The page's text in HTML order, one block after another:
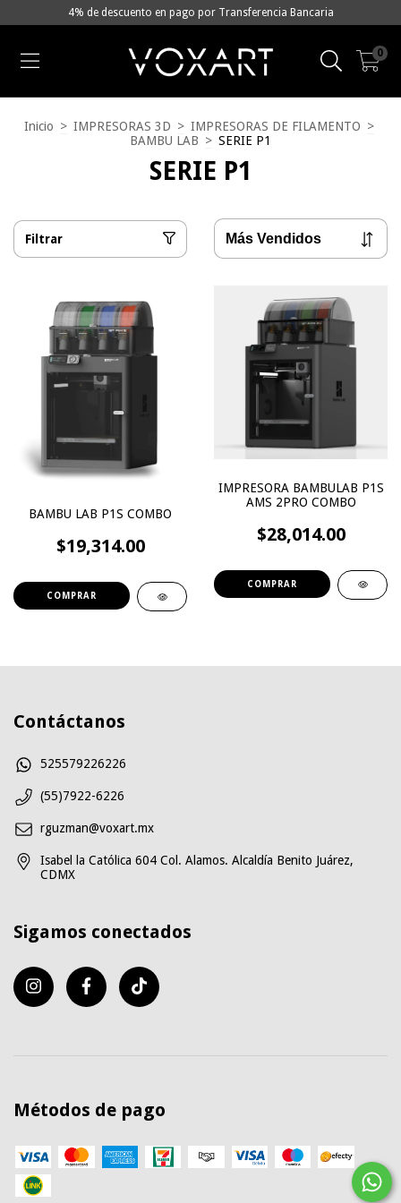
4% de descuento en pago por Transferencia Bancaria
0
Inicio > IMPRESORAS 3D > IMPRESORAS DE FILAMENTO >
BAMBU LAB > SERIE P1
SERIE P1
Filtrar
BAMBU LAB P1S COMBO
$19,314.00
IMPRESORA BAMBULAB P1S
AMS 2PRO COMBO
$28,014.00
Contáctanos
525579226226
(55)7922-6226
rguzman@voxart.mx
Isabel la Católica 604 Col. Alamos. Alcaldía Benito Juárez,
CDMX
Sigamos conectados
Métodos de pago